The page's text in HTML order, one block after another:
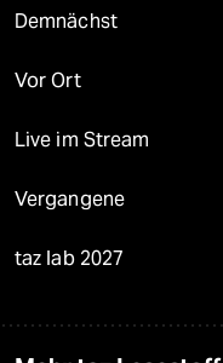
Demnächst
Vor Ort
Live im Stream
Vergangene
taz lab 2027